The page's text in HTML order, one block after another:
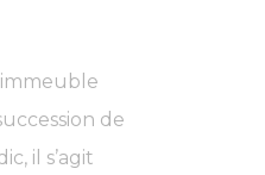
de
il s’agit